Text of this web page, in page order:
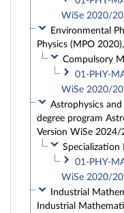
WiSe 2020/
Environmental
Physics (MPO
Compulsory
01-PHY-
WiSe 2020/
Astrophysics and
degree program
Version WiSe
Specialization
01-PHY-
WiSe 2020/
Industrial
Industrial